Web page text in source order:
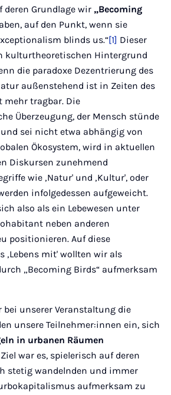
deren Grundlage wir „Becoming
auf den Punkt, wenn sie
blinds us.“[1] Dieser
kulturtheoretischen Hintergrund
die paradoxe Dezentrierung des
außenstehend ist in Zeiten des
tragbar. Die
Überzeugung, der Mensch stünde
und sei nicht etwa abhängig von
Ökosystem, wird in aktuellen
Diskursen zunehmend
wie ‚Natur' und ‚Kultur', oder
infolgedessen aufgeweicht.
also als ein Lebewesen unter
neben anderen
positionieren. Auf diese
‚Lebens mit' wollten wir als
„Becoming Birds“ aufmerksam
bei unserer Veranstaltung die
unsere Teilnehmer:innen ein, sich
in urbanen Räumen
war es, spielerisch auf deren
stetig wandelnden und immer
aufmerksam zu